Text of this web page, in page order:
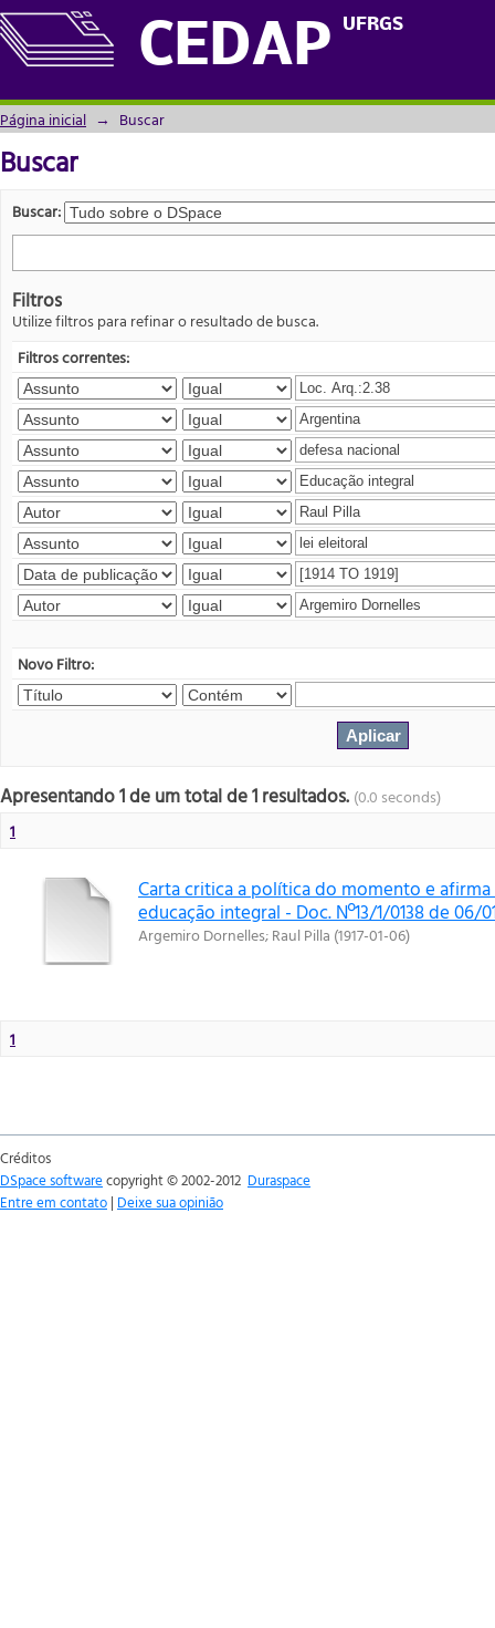
CEDAP UFRGS
Buscar
Página inicial → Buscar
Buscar
Buscar:
Filtros
Utilize filtros para refinar o resultado de busca.
Filtros correntes:
Novo Filtro:
Apresentando 1 de um total de 1 resultados. (0.0 seconds)
1
Carta critica a política do momento e
educação integral - Doc. Nº13/1/0138 de 06/
Argemiro Dornelles;Raul Pilla (1917-01-06)
1
Créditos
DSpace softwarecopyright © 2002-2012 Duraspace
Entre em contato | Deixe sua opinião